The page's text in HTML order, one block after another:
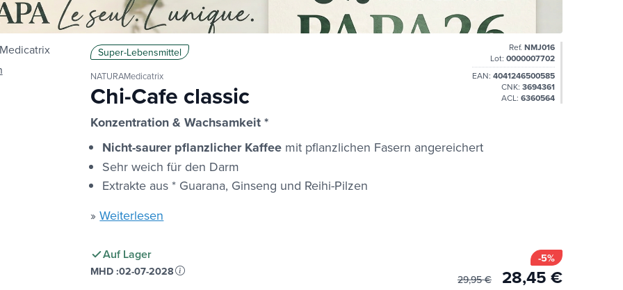
Super-Lebensmittel Ref. NMJ016
Lot: 0000007702
EAN: 4041246500585
CNK: 3694361
ACL: 6360564
NATURAMedicatrix
Chi-Cafe classic
Konzentration & Wachsamkeit *
Nicht-saurer pflanzlicher Kaffee mit pflanzlichen Fasern angereichert
Sehr weich für den Darm
Extrakte aus * Guarana, Ginseng und Reihi-Pilzen
»Weiterlesen
Auf Lager
MHD :02-07-2028
-5%
29,95 € 28,45 €